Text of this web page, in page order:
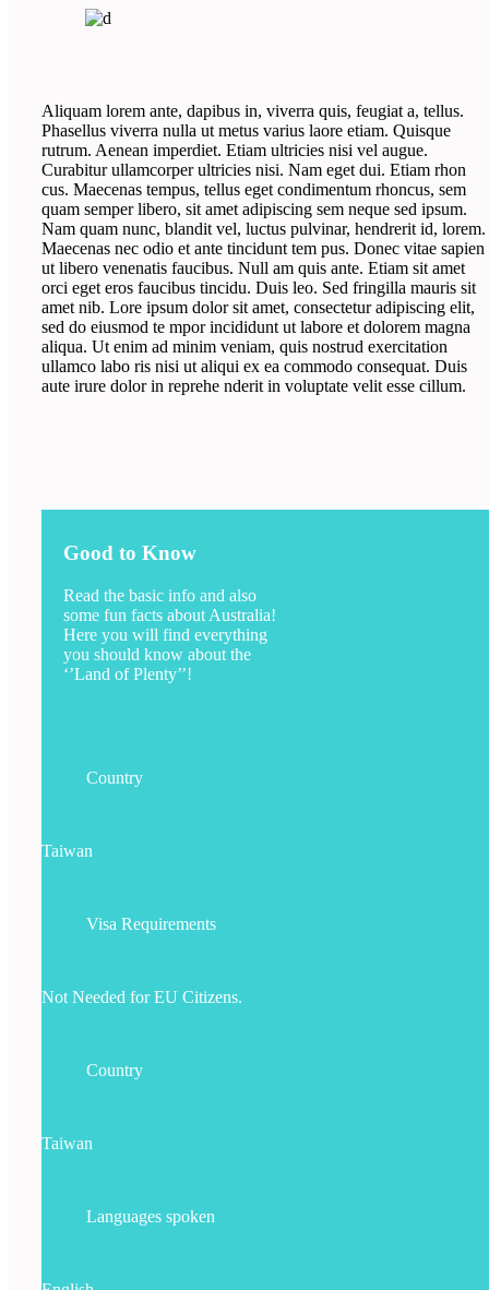
Aliquam lorem ante, dapibus in, viverra quis, feugiat a, tellus.
Phasellus viverra nulla ut metus varius laore etiam. Quisque
rutrum. Aenean imperdiet. Etiam ultricies nisi vel augue.
Curabitur ullamcorper ultricies nisi. Nam eget dui. Etiam rhon
cus. Maecenas tempus, tellus eget condimentum rhoncus, sem
quam semper libero, sit amet adipiscing sem neque sed ipsum.
Nam quam nunc, blandit vel, luctus pulvinar, hendrerit id, lorem.
Maecenas nec odio et ante tincidunt tem pus. Donec vitae sapien
ut libero venenatis faucibus. Null am quis ante. Etiam sit amet
orci eget eros faucibus tincidu. Duis leo. Sed fringilla mauris sit
amet nib. Lore ipsum dolor sit amet, consectetur adipiscing elit,
sed do eiusmod te mpor incididunt ut labore et dolorem magna
aliqua. Ut enim ad minim veniam, quis nostrud exercitation
ullamco labo ris nisi ut aliqui ex ea commodo consequat. Duis
aute irure dolor in reprehe nderit in voluptate velit esse cillum.
Good to Know
Read the basic info and also
some fun facts about Australia!
Here you will find everything
you should know about the
‘’Land of Plenty’’!
Country
Taiwan
Visa Requirements
Not Needed for EU Citizens.
Country
Taiwan
Languages spoken